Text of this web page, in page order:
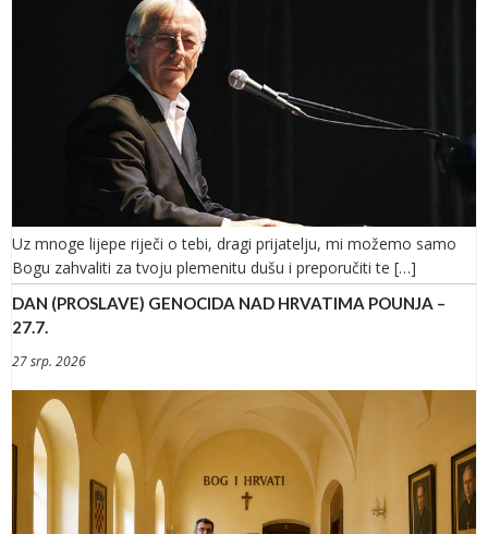
Uz mnoge lijepe riječi o tebi, dragi prijatelju, mi možemo samo
Bogu zahvaliti za tvoju plemenitu dušu i preporučiti te […]
DAN (PROSLAVE) GENOCIDA NAD HRVATIMA POUNJA –
27.7.
27 srp. 2026